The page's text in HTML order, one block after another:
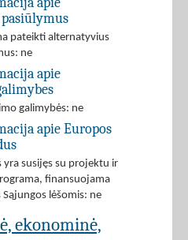
pateikti alternatyvius
ne
apie
galimybės: ne
apie Europos
yra susijęs su projektu ir
finansuojama
Sąjungos lėšomis: ne
ekonominė,